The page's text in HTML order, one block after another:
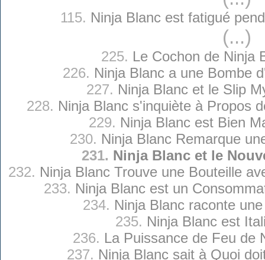
115. Ninja Blanc est fatigué
(...)
225. Le Cochon de Ninja
226. Ninja Blanc a une Bombe
227. Ninja Blanc et le Slip
228. Ninja Blanc s'inquiète à Propos
229. Ninja Blanc est Bien
230. Ninja Blanc Remarque
231. Ninja Blanc et le
232. Ninja Blanc Trouve une Bouteille
233. Ninja Blanc est un
234. Ninja Blanc raconte
235. Ninja Blanc est
236. La Puissance de Feu de
237. Ninja Blanc sait à Quoi